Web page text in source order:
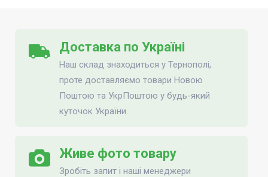
Доставка по Україні
Наш склад знаходиться у Тернополі,
проте доставляємо товари Новою
Поштою та УкрПоштою у будь-який
куточок України.
Живе фото товару
Зробіть запит і наші менеджери